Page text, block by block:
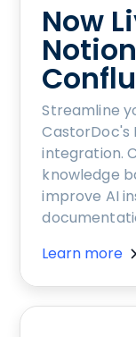
Now
Streamline
CastorDoc's
integration.
knowledge
improve AI
Learn more